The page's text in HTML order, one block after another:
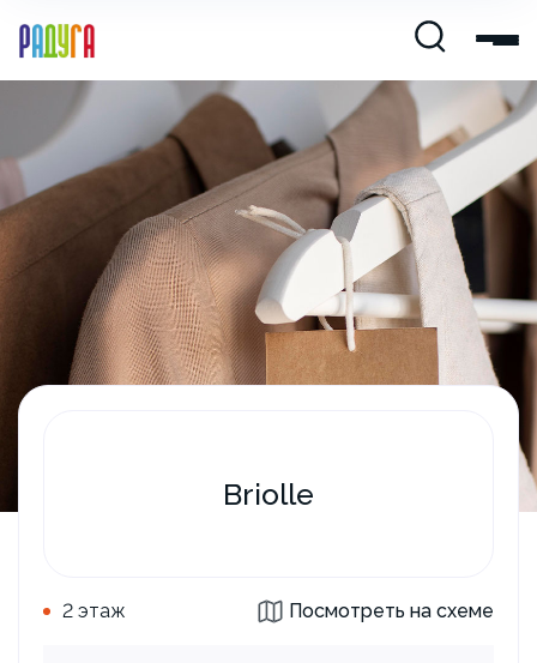
Briolle
2 этаж Посмотреть на схеме